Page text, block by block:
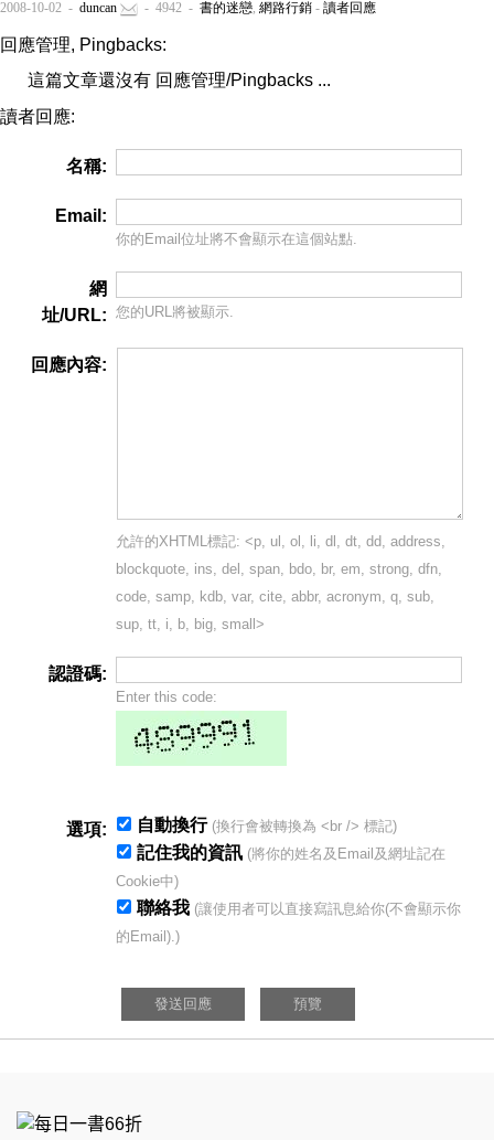
2008-10-02 - duncan - 4942 - 書的迷戀, 網路行銷 - 讀者回應
回應管理, Pingbacks:
這篇文章還沒有 回應管理/Pingbacks ...
讀者回應:
名稱:
Email:
你的Email位址將不會顯示在這個站點.
網
址/URL: 您的URL將被顯示.
回應內容:
允許的XHTML標記: <p, ul, ol, li, dl, dt, dd, address,
blockquote, ins, del, span, bdo, br, em, strong, dfn,
code, samp, kdb, var, cite, abbr, acronym, q, sub,
sup, tt, i, b, big, small>
認證碼:
Enter this code:
選項: 自動換行 (換行會被轉換為 <br /> 標記)
記住我的資訊 (將你的姓名及Email及網址記在
Cookie中)
聯絡我 (讓使用者可以直接寫訊息給你(不會顯示你
的Email).)